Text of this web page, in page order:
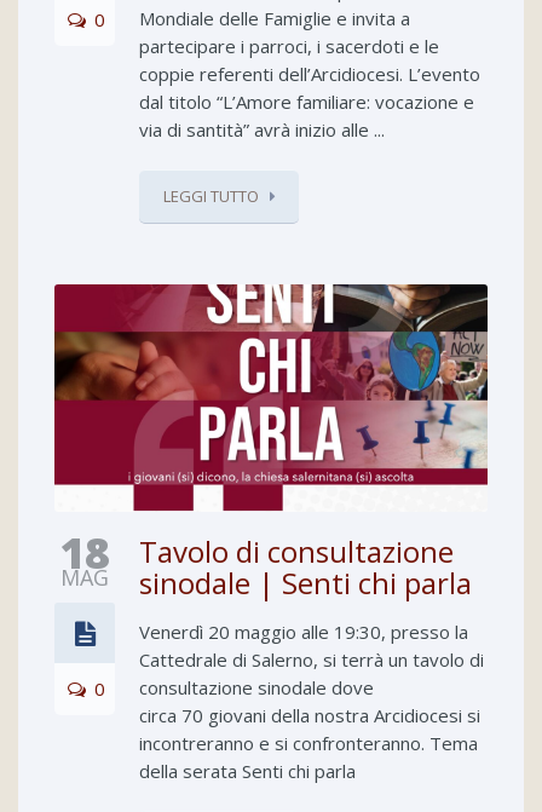
0
Mondiale delle Famiglie e invita a
partecipare i parroci, i sacerdoti e le
coppie referenti dell’Arcidiocesi. L’evento
dal titolo “L’Amore familiare: vocazione e
via di santità” avrà inizio alle ...
LEGGI TUTTO
18
MAG
0
Tavolo di consultazione
sinodale | Senti chi parla
Venerdì 20 maggio alle 19:30, presso la
Cattedrale di Salerno, si terrà un tavolo di
consultazione sinodale dove
circa 70 giovani della nostra Arcidiocesi si
incontreranno e si confronteranno. Tema
della serata Senti chi parla